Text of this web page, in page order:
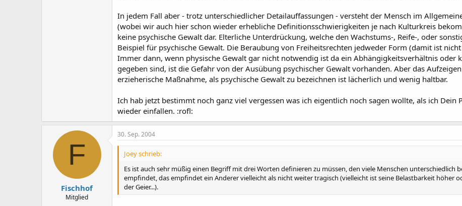
In jedem Fall aber - trotz unterschiedlicher Detailauffassungen - versteht der Mensch im
(wobei wir auch hier schon wieder erhebliche Definitionsschwierigkeiten je nach Kulturkreis
keine psychische Gewalt dar. Elterliche Unterdrückung, welche den Wachstums-, Reife-, oder
Beispiel für psychische Gewalt. Die Beraubung von Freiheitsrechten jedweder Form (damit ist
Immer dann, wenn physische Gewalt gar nicht notwendig ist da ein Abhängigkeitsverhältnis oder
gegeben sind, ist die Gefahr von der Ausübung psychischer Gewalt vorhanden. Aber das
erzieherische Maßnahme, als psychische Gewalt zu bezeichnen ist lächerlich und wenig haltbar.
Ich hab jetzt bestimmt noch ganz viel vergessen was ich eigentlich noch sagen wollte, als ich
wieder einfallen. :rofl:
F
Fischhof
Mitglied
30. Sep. 2004
Joey schrieb:
Es ist auch sehr müßig einen Begriff mit drei Worten definieren zu müssen, den viele Menschen unterschiedlich
empfindet, das empfindet ein Anderer vielleicht als nicht weiter tragisch (vielleicht ist seine Belastbarkeit höher
der Geier...).